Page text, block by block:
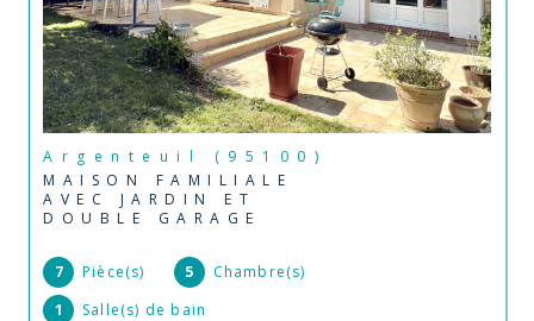
Argenteuil (95100)
MAISON FAMILIALE
AVEC JARDIN ET
DOUBLE GARAGE
7 Pièce(s) 5
Chambre(s)
1
Salle(s) de bain